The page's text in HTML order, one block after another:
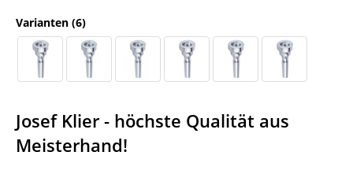
Varianten (6)
Josef Klier - höchste Qualität aus
Meisterhand!